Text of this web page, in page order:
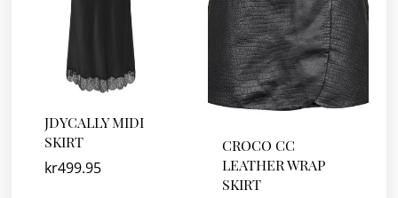
JDYCALLY MIDI
SKIRT
kr499.95
CROCO CC
LEATHER WRAP
SKIRT